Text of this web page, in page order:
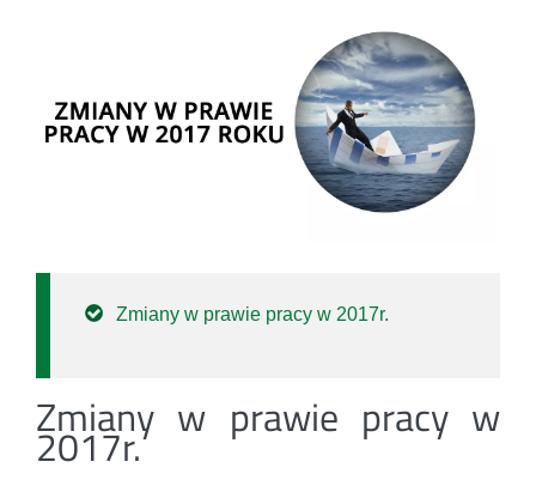
Zmiany w prawie pracy w 2017r.
Zmiany w prawie pracy w
2017r.